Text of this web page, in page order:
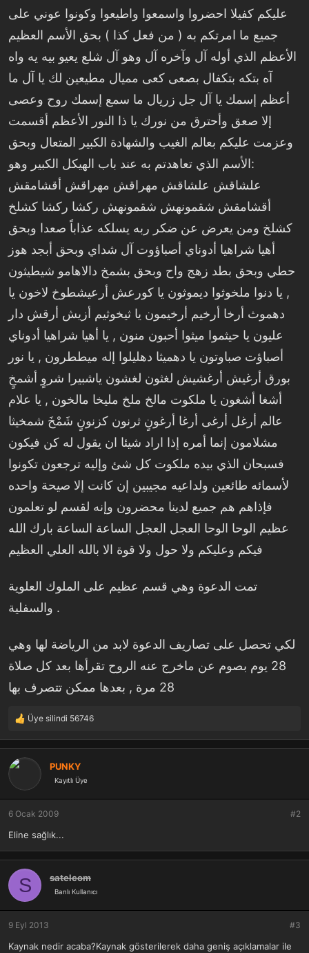
عليكم كفيلا احضروا واسمعوا واطيعوا وكونوا عوني على
جميع ما امرتكم به ( من فعل كذا ) بحق الأسم العظيم
الأعظم الذي أوله آل وآخره آل وهو آل شلع يعيو بيه يه واه
آه بتكه بتكفال بصعى كعى مميال مطيعين لك يا آل ما
أعظم إسمك يا آل جل زريال ما سمع إسمك روح وعصى
إلا صعق وأحترق من نورك يا ذا النور الأعظم أقسمت
وعزمت عليكم بعالم الغيب والشهادة الكبير المتعال وبحق
الأسم الذي تعاهدتم به عند باب الهيكل الكبير وهو:
علشاقش علشاقش مهراقش مهراقش أقشامقش
أقشامقش شقمونهش شقمونهش ركشا ركشا كشلخ
كشلخ ومن يعرض عن ضكر ربه يسلكه عذاباً صعدا وبحق
أهيا شراهيا أدوناي أصباؤوت آل شداي وبحق أبجد هوز
حطي وبحق بطد زهج واح وبحق بشمخ دالاهامو شيطيثون
, يا دنوا ملخوثوا ديموثون يا كورعش أرعيشطوخ لاخون يا
دهموث أرخا أرخيم أرخيمون يا ثيخوثيم أزيش أرقش دار
عليون يا حيثموا ميثوا أحبون منون , يا أهيا شراهيا أدوناي
أصباؤت صباوتون يا دهميثا دهليلوا إله ميططرون , يا نور
بورق أرغيش أرغشيش لغثون لغشون ياشبيرا شروٍ أشمخٍ
أشغا أشغون يا ملكوت مالخ ملخ مليخا مالخون , يا علام
عالم أرغل أرغى أرغا أرغونٍ ثرنون كزنونٍ شَمْخَ شمخيثا
مشلامون إنما أمره إذا اراد شيئا ان يقول له كن فيكون
فسبحان الذي بيده ملكوت كل شئ وإليه ترجعون تكونوا
لأسمائه طائعين ولداعيه مجيبين إن كانت إلا صيحة واحده
فإذاهم هم جميع لدينا محضرون وإنه لقسم لو تعلمون
عظيم الوحا الوحا العجل العجل الساعة الساعة بارك الله
فيكم وعليكم ولا حول ولا قوة الا بالله العلي العظيم
تمت الدعوة وهي قسم عظيم على الملوك العلوية
والسفلية .
لكي تحصل على تصاريف الدعوة لابد من الرياضة لها وهي
28 يوم بصوم عن ماخرج عنه الروح تقرأها بعد كل صلاة
28 مرة , بعدها ممكن تتصرف بها
T
p
k
l
e
r
Üye silindi 56746
PUNKY
Kayıtlı Üye
6 Ocak 2009 #2
Eline sağlık...
S satelcom
Banlı Kullanıcı
9 Eyl 2013 #3
Kaynak nedir acaba?Kaynak gösterilerek daha geniş açıklamalar ile